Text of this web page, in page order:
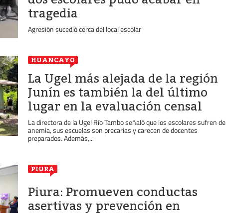
tragedia
Agresión sucedió cerca del local escolar
HUANCAYO
La Ugel más alejada de la región
Junín es también la del último
lugar en la evaluación censal
La directora de la Ugel Río Tambo señaló que los escolares sufren de
anemia, sus escuelas son precarias y carecen de docentes
preparados. Además,...
PIURA
Piura: Promueven conductas
asertivas y prevención en